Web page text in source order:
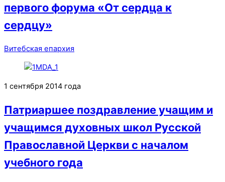
первого форума «От сердца к
сердцу»
Витебская епархия
1 сентября 2014 года
Патриаршее поздравление учащим и
учащимся духовных школ Русской
Православной Церкви с началом
учебного года